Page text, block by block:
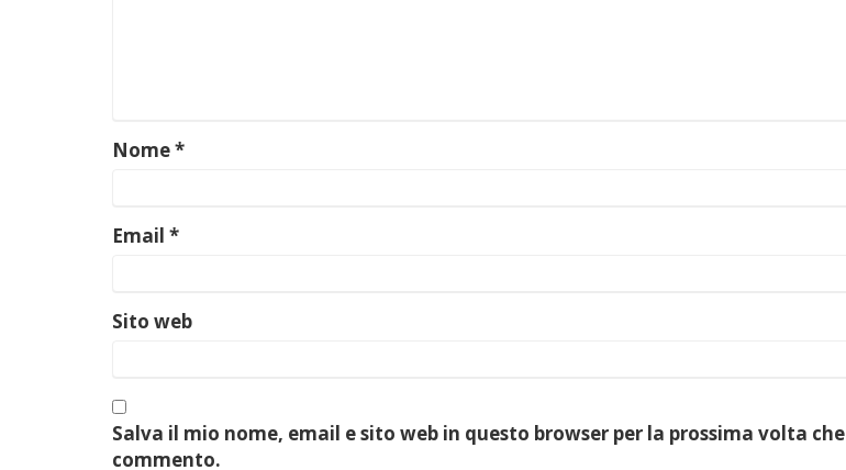
Nome*
Email *
Sito web
Salva il mio nome, email e sito web in questo browser per la prossima volta che
commento.